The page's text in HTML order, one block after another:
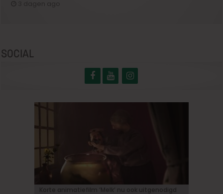
SOCIAL
Korte animatiefilm ‘Melk’ nu ook uitgenodigd
«Ebenezer»: Johnny Depp maakt zijn grote
Bioscoopjournaal: ‘Frontera’
Vacature: Productie-assistent (m/v/x)
‘Some like it hot in Belgium’ met Tijmen